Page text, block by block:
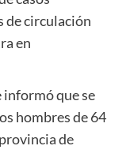
de circulación
en
informó que se
hombres de 64
de